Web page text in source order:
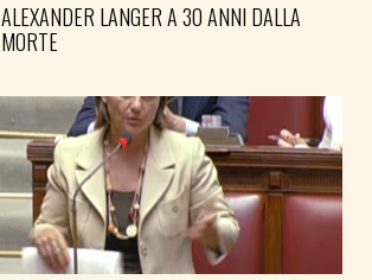
ALEXANDER LANGER A 30 ANNI DALLA
MORTE